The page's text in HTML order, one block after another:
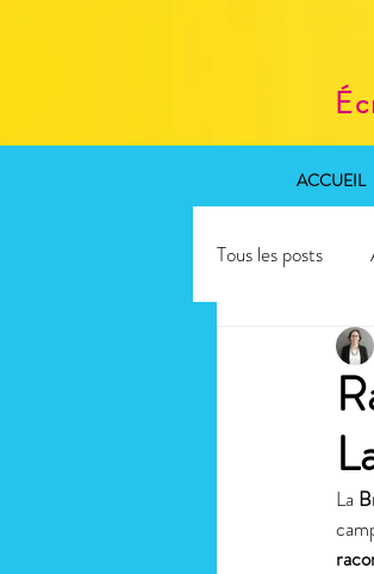
ACCUEIL
Tous les posts
Rédaction
La